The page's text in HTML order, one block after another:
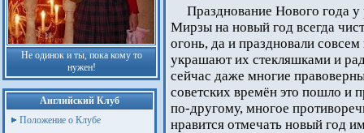
Не одинок и ты, пока кому то
нужен!
Английский Клуб
Положение о Клубе
Празднование Нового года
Мирзы на новый год всегда
огонь, да и праздновали
украшают их стекляшками и
сейчас даже многие
советских времён это пошло и
по-другому, многое
нравится отмечать новый год